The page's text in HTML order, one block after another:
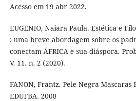
Acesso em 19 abr 2022.
EUGENIO, Naiara Paula. Estética e
: uma breve abordagem sobre os
conectam ÁFRICA e sua diáspora.
V. 11. n. 2 (2020).
FANON, Frantz. Pele Negra Mascaras
EDUFBA. 2008